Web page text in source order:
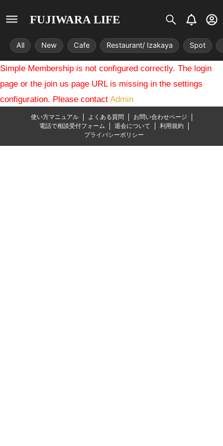
FUJIWARA LIFE
S
i
s
t
r
i
x
B
e
l
l
U
s
r
-
c
c
All New Cafe Restaurant/ Izakaya Spot
Simple Membership is not configured correctly. The login
page or the join us page URL is missing in the settings
configuration. Please contact Admin
使い方マニュアル よくある質問
お問い合わせページ
電話で相談受付フォーム
退会について
利用規約
プライバシーポリシー